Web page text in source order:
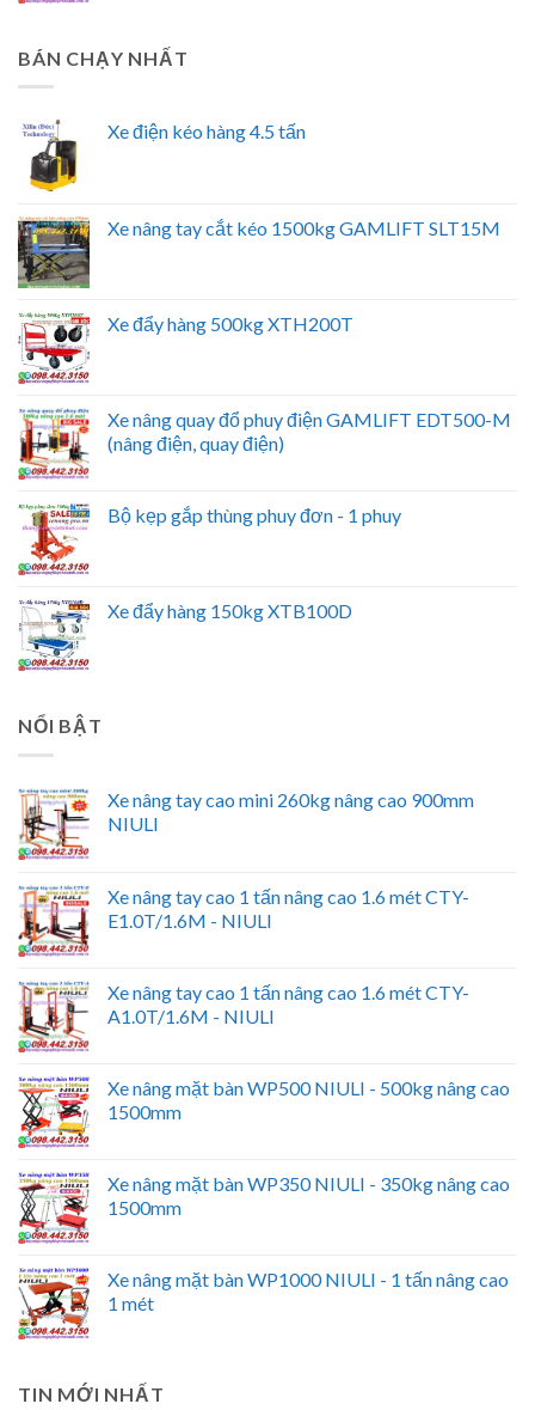
BÁN CHẠY NHẤT
Xe điện kéo hàng 4.5 tấn
Xe nâng tay cắt kéo 1500kg GAMLIFT SLT15M
Xe đẩy hàng 500kg XTH200T
Xe nâng quay đổ phuy điện GAMLIFT EDT500-M
(nâng điện, quay điện)
Bộ kẹp gắp thùng phuy đơn - 1 phuy
Xe đẩy hàng 150kg XTB100D
NỔI BẬT
Xe nâng tay cao mini 260kg nâng cao 900mm
NIULI
Xe nâng tay cao 1 tấn nâng cao 1.6 mét CTY-
E1.0T/1.6M - NIULI
Xe nâng tay cao 1 tấn nâng cao 1.6 mét CTY-
A1.0T/1.6M - NIULI
Xe nâng mặt bàn WP500 NIULI - 500kg nâng cao
1500mm
Xe nâng mặt bàn WP350 NIULI - 350kg nâng cao
1500mm
Xe nâng mặt bàn WP1000 NIULI - 1 tấn nâng cao
1 mét
TIN MỚI NHẤT